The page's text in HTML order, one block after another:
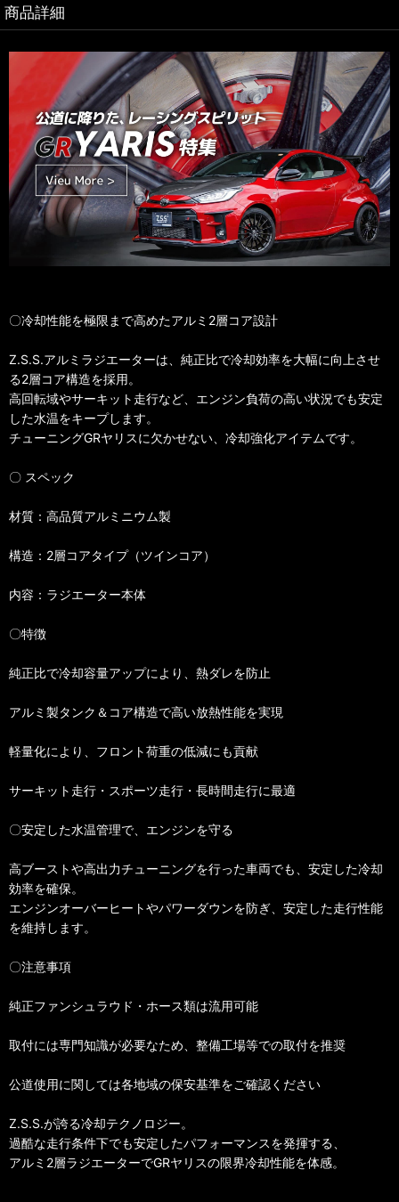
商品詳細
〇冷却性能を極限まで高めたアルミ2層コア設計
Z.S.S.アルミラジエーターは、純正比で冷却効率を大幅に向上させ
る2層コア構造を採用。
高回転域やサーキット走行など、エンジン負荷の高い状況でも安定
した水温をキープします。
チューニングGRヤリスに欠かせない、冷却強化アイテムです。
〇 スペック
材質：高品質アルミニウム製
構造：2層コアタイプ（ツインコア）
内容：ラジエーター本体
〇特徴
純正比で冷却容量アップにより、熱ダレを防止
アルミ製タンク＆コア構造で高い放熱性能を実現
軽量化により、フロント荷重の低減にも貢献
サーキット走行・スポーツ走行・長時間走行に最適
〇安定した水温管理で、エンジンを守る
高ブーストや高出力チューニングを行った車両でも、安定した冷却
効率を確保。
エンジンオーバーヒートやパワーダウンを防ぎ、安定した走行性能
を維持します。
〇注意事項
純正ファンシュラウド・ホース類は流用可能
取付には専門知識が必要なため、整備工場等での取付を推奨
公道使用に関しては各地域の保安基準をご確認ください
Z.S.S.が誇る冷却テクノロジー。
過酷な走行条件下でも安定したパフォーマンスを発揮する、
アルミ2層ラジエーターでGRヤリスの限界冷却性能を体感。